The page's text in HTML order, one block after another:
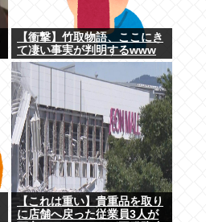
【衝撃】竹取物語、ここにき
て凄い事実が判明するwww
【これは重い】貴重品を取り
に店舗へ戻った従業員3人が